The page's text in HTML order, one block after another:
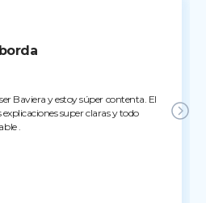
Baviera y estoy súper contenta. El
super claras y todo
.